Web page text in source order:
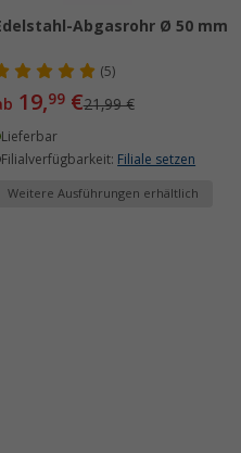
Abgasrohr Ø 50 mm
(5)
19,99€21,99 €
Lieferbar
Filialverfügbarkeit: Filiale setzen
Weitere Ausführungen erhältlich